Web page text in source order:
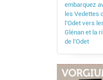
embarquez
les Vedettes
l’Odet vers
Glénan et la
de l’Odet